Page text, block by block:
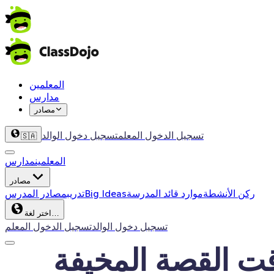
المعلمين
مدارس
مصادر
🇸🇦 تسجيل الدخول المعلمتسجيل دخول الوالد
المعلمينمدارس
مصادر
تدريبمصادر المدرس Big Ideas ركن الأنشطةموارد قائد المدرسة
اختر لغة…
تسجيل الدخول المعلمتسجيل دخول الوالد
القصة المخيفة